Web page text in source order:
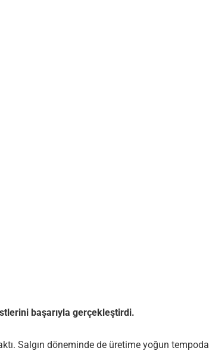
başarıyla gerçekleştirdi.
Salgın döneminde de üretime yoğun tempoda